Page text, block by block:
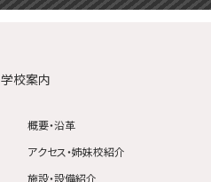
学校案内
概要・沿革
アクセス・姉妹校紹介
施設・設備紹介